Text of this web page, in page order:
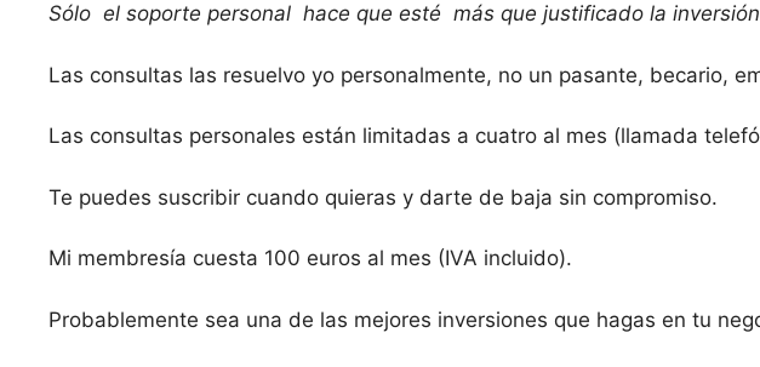
Sólo el soporte personal hace que esté más que justificado la
Las consultas las resuelvo yo personalmente, no un pasante, becario,
Las consultas personales están limitadas a cuatro al mes (llamada
Te puedes suscribir cuando quieras y darte de baja sin compromiso.
Mi membresía cuesta 100 euros al mes (IVA incluido).
Probablemente sea una de las mejores inversiones que hagas en tu